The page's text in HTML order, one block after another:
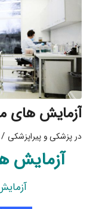
آزمایش های
درپزشکی و پیراپزشکی /
آزمایش